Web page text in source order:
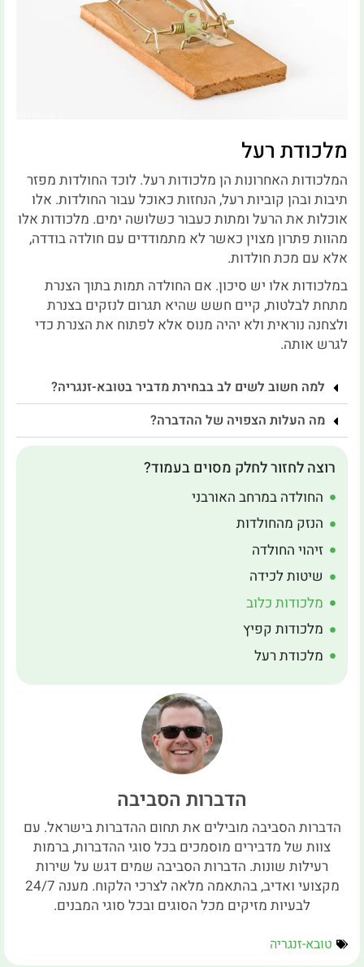
מלכודת רעל
המלכודות האחרונות הן מלכודות רעל. לוכד החולדות מפזר
תיבות ובהן קוביות רעל, הנחזות כאוכל עבור החולדות. אלו
אוכלות את הרעל ומתות כעבור כשלושה ימים. מלכודות אלו
מהוות פתרון מצוין כאשר לא מתמודדים עם חולדה בודדה,
אלא עם מכת חולדות.
במלכודות אלו יש סיכון. אם החולדה תמות בתוך הצנרת
מתחת לבלטות, קיים חשש שהיא תגרום לנזקים בצנרת
ולצחנה נוראית ולא יהיה מנוס אלא לפתוח את הצנרת כדי
לגרש אותה.
למה חשוב לשים לב בבחירת מדביר בטובא-זנגריה?
מה העלות הצפויה של ההדברה?
רוצה לחזור לחלק מסוים בעמוד?
החולדה במרחב האורבני
הנזק מהחולדות
זיהוי החולדה
שיטות לכידה
מלכודות כלוב
מלכודות קפיץ
מלכודת רעל
הדברות הסביבה
הדברות הסביבה מובילים את תחום ההדברות בישראל. עם
צוות של מדבירים מוסמכים בכל סוגי ההדברות, ברמות
רעילות שונות. הדברות הסביבה שמים דגש על שירות
מקצועי ואדיב, בהתאמה מלאה לצרכי הלקוח. מענה 24/7
לבעיות מזיקים מכל הסוגים ובכל סוגי המבנים.
טובא-זנגריה